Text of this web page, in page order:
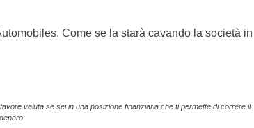
Come se la starà cavando la società in
valuta se sei in una posizione finanziaria che ti permette di correre il